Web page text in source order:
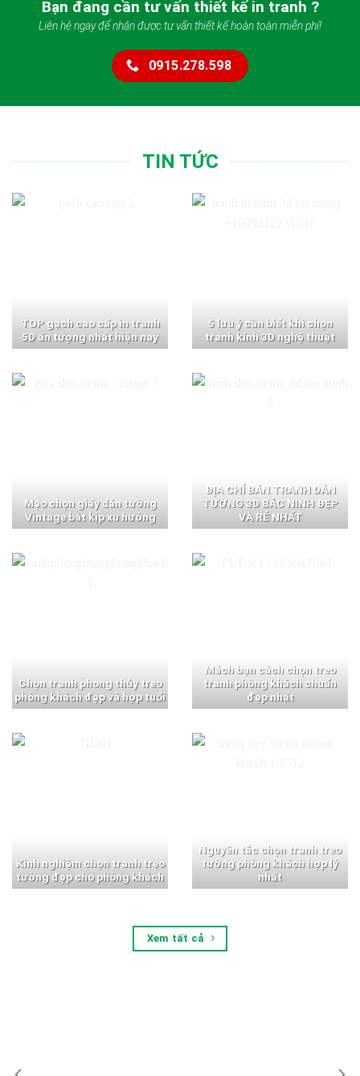
Bạn đang cần tư vấn thiết kế in tranh ?
Liên hệ ngay để nhận được tư vấn thiết kế hoàn toàn miễn phí!
0915.278.598
TIN TỨC
TOP gạch cao cấp in tranh
5D ấn tượng nhất hiện nay
5 lưu ý cần biết khi chọn
tranh kính 3D nghệ thuật
Mẹo chọn giấy dán tường
Vintage bắt kịp xu hướng
ĐỊA CHỈ BÁN TRANH DÁN
TƯỜNG 3D BẮC NINH ĐẸP
VÀ RẺ NHẤT
Chọn tranh phong thủy treo
phòng khách đẹp và hợp tuổi
Mách bạn cách chọn treo
tranh phòng khách chuẩn
đẹp nhất
Kinh nghiệm chọn tranh treo
tường đẹp cho phòng khách
Nguyên tắc chọn tranh treo
tường phòng khách hợp lý
nhất
Xem tất cả